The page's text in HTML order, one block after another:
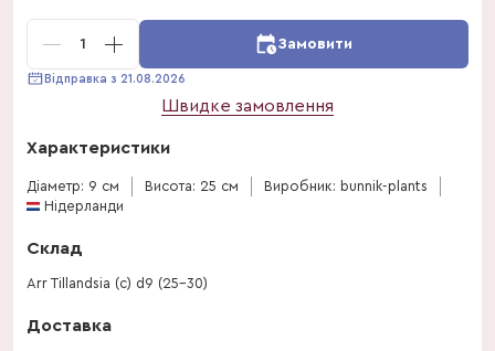
1 Замовити
Відправка з 21.08.2026
Швидке замовлення
Характеристики
Діаметр: 9 см Висота: 25 см
Виробник: bunnik-plants
Нідерланди
Склад
Arr Tillandsia (с) d9 (25-30)
Доставка